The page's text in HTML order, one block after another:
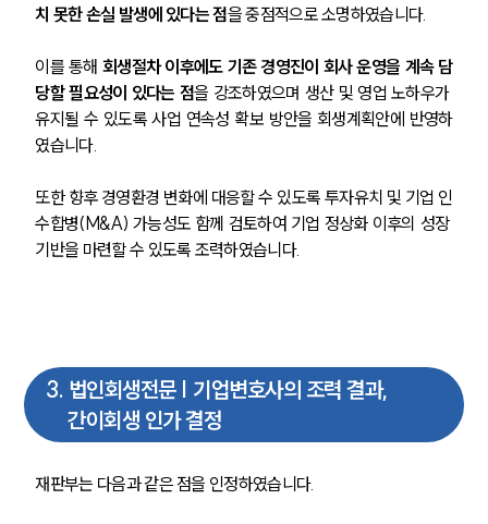
치 못한 손실 발생에 있다는 점을 중점적으로 소명하였습니다.
이를 통해 회생절차 이후에도 기존 경영진이 회사 운영을 계속 담
당할 필요성이 있다는 점을 강조하였으며 생산 및 영업 노하우가
유지될 수 있도록 사업 연속성 확보 방안을 회생계획안에 반영하
였습니다.
또한 향후 경영환경 변화에 대응할 수 있도록 투자유치 및 기업 인
수합병(M&A) 가능성도 함께 검토하여 기업 정상화 이후의 성장
기반을 마련할 수 있도록 조력하였습니다.
3. 법인회생전문 | 기업변호사의 조력 결과,
간이회생 인가 결정
재판부는 다음과 같은 점을 인정하였습니다.